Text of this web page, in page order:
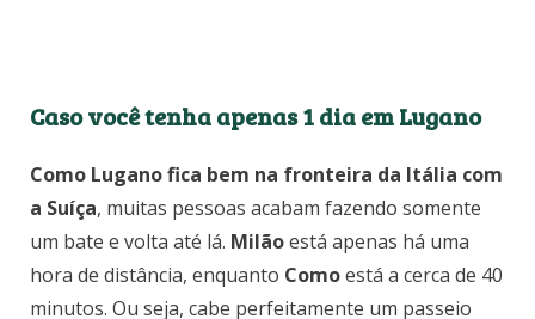
Caso você tenha apenas 1 dia em Lugano
Como Lugano fica bem na fronteira da Itália com
a Suíça, muitas pessoas acabam fazendo somente
um bate e volta até lá. Milãoestá apenas há uma
hora de distância, enquanto Comoestá a cerca de 40
minutos. Ou seja, cabe perfeitamente um passeio